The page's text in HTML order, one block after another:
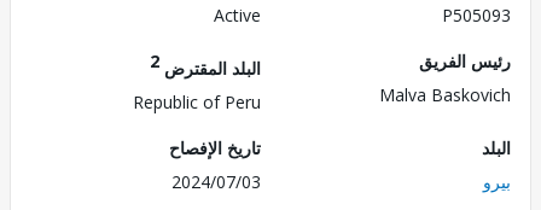
الفريق
Malva
البلد المقترض
Republic of Peru
تاريخ الإفصاح
2024/07/03